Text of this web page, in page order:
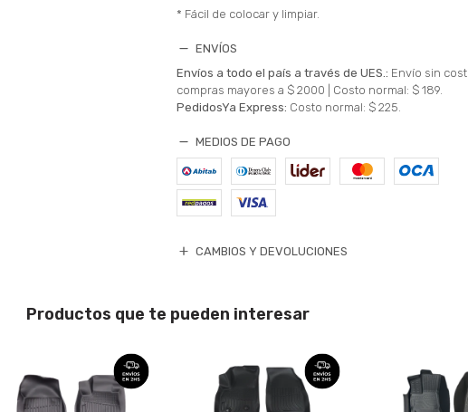
* Fácil de colocar y limpiar.
ENVÍOS
Envíos a todo el país a través de UES.: Envío sin
compras mayores a $ 2000 | Costo normal: $ 189.
PedidosYa Express: Costo normal: $ 225.
MEDIOS DE PAGO
CAMBIOS Y DEVOLUCIONES
Productos que te pueden interesar